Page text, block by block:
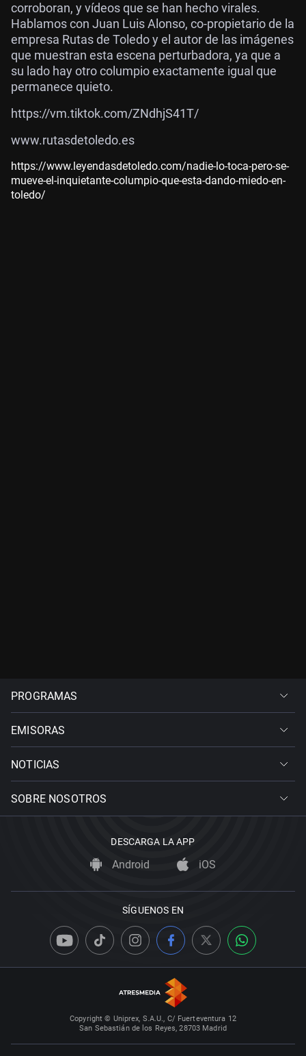
corroboran, y vídeos que se han hecho virales.
Hablamos con Juan Luis Alonso, co-propietario de la
empresa Rutas de Toledo y el autor de las imágenes
que muestran esta escena perturbadora, ya que a
su lado hay otro columpio exactamente igual que
permanece quieto.
https://vm.tiktok.com/ZNdhjS41T/
www.rutasdetoledo.es
https://www.leyendasdetoledo.com/nadie-lo-toca-pero-se-
mueve-el-inquietante-columpio-que-esta-dando-miedo-en-
toledo/
PROGRAMAS
EMISORAS
NOTICIAS
SOBRE NOSOTROS
DESCARGA LA APP
Android iOS
SÍGUENOS EN
Copyright © Uniprex, S.A.U., C/ Fuerteventura 12
San Sebastián de los Reyes, 28703 Madrid